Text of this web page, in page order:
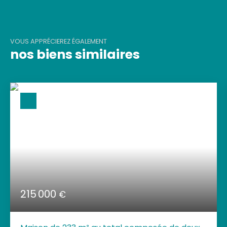
VOUS APPRÉCIEREZ ÉGALEMENT
nos biens similaires
215 000€